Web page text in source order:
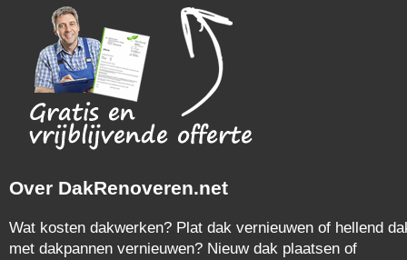
Over DakRenoveren.net
Wat kosten dakwerken? Plat dak vernieuwen of hellend
met dakpannen vernieuwen? Nieuw dak plaatsen of